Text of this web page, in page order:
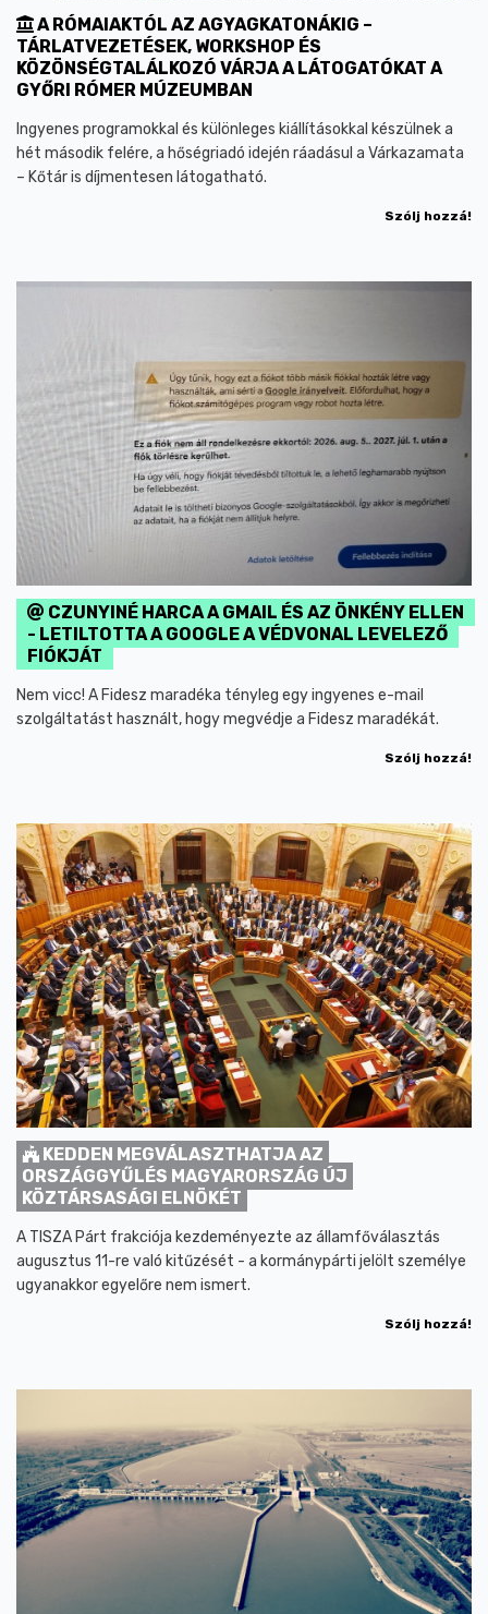
A RÓMAIAKTÓL AZ AGYAGKATONÁKIG –
TÁRLATVEZETÉSEK, WORKSHOP ÉS
KÖZÖNSÉGTALÁLKOZÓ VÁRJA A LÁTOGATÓKAT A
GYŐRI RÓMER MÚZEUMBAN
Ingyenes programokkal és különleges kiállításokkal készülnek a
hét második felére, a hőségriadó idején ráadásul a Várkazamata
– Kőtár is díjmentesen látogatható.
Szólj hozzá!
CZUNYINÉ HARCA A GMAIL ÉS AZ ÖNKÉNY ELLEN
- LETILTOTTA A GOOGLE A VÉDVONAL LEVELEZŐ
FIÓKJÁT
Nem vicc! A Fidesz maradéka tényleg egy ingyenes e-mail
szolgáltatást használt, hogy megvédje a Fidesz maradékát.
Szólj hozzá!
KEDDEN MEGVÁLASZTHATJA AZ
ORSZÁGGYŰLÉS MAGYARORSZÁG ÚJ
KÖZTÁRSASÁGI ELNÖKÉT
A TISZA Párt frakciója kezdeményezte az államfőválasztás
augusztus 11-re való kitűzését - a kormánypárti jelölt személye
ugyanakkor egyelőre nem ismert.
Szólj hozzá!